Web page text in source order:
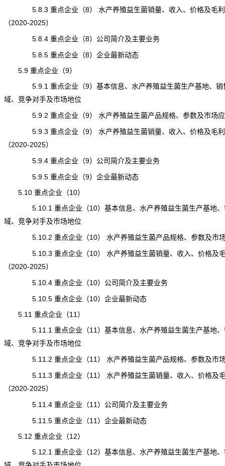
5.8.3 重点企业（8） 水产养殖益生菌销量、收入、价格及毛
（2020-2025）
5.8.4 重点企业（8）公司简介及主要业务
5.8.5 重点企业（8）企业最新动态
5.9 重点企业（9）
5.9.1 重点企业（9）基本信息、水产养殖益生菌生产基地、销
域、竞争对手及市场地位
5.9.2 重点企业（9） 水产养殖益生菌产品规格、参数及市场
5.9.3 重点企业（9） 水产养殖益生菌销量、收入、价格及毛
（2020-2025）
5.9.4 重点企业（9）公司简介及主要业务
5.9.5 重点企业（9）企业最新动态
5.10 重点企业（10）
5.10.1 重点企业（10）基本信息、水产养殖益生菌生产基地、
域、竞争对手及市场地位
5.10.2 重点企业（10） 水产养殖益生菌产品规格、参数及市
5.10.3 重点企业（10） 水产养殖益生菌销量、收入、价格及
（2020-2025）
5.10.4 重点企业（10）公司简介及主要业务
5.10.5 重点企业（10）企业最新动态
5.11 重点企业（11）
5.11.1 重点企业（11）基本信息、水产养殖益生菌生产基地、
域、竞争对手及市场地位
5.11.2 重点企业（11） 水产养殖益生菌产品规格、参数及市
5.11.3 重点企业（11） 水产养殖益生菌销量、收入、价格及
（2020-2025）
5.11.4 重点企业（11）公司简介及主要业务
5.11.5 重点企业（11）企业最新动态
5.12 重点企业（12）
5.12.1 重点企业（12）基本信息、水产养殖益生菌生产基地、